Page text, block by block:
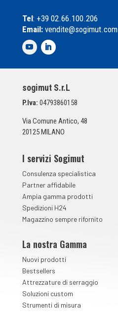
l
e
d
S
u
n
a
*
Tel: +39 02.66.100.206
Email:vendite@sogimut.com
sogimut S.r.L
P.Iva: 04793860158
Via Comune Antico, 48
20125 MILANO
I servizi Sogimut
Consulenza specialistica
Partner affidabile
Ampia gamma prodotti
Spedizioni H24
Magazzino sempre rifornito
La nostra Gamma
Nuovi prodotti
Bestsellers
Attrezzature di serraggio
Soluzioni custom
Strumenti di misura